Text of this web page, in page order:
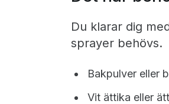
Du klarar dig
sprayer behövs.
Bakpulver eller
Vit ättika eller